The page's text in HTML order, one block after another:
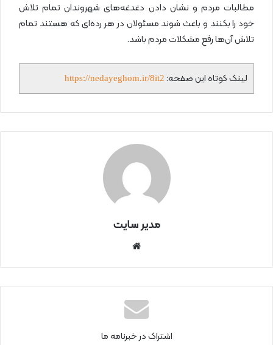
مطالبات مردم و نشان دادن دغدغه‌های شهروندان تمام تلاش
خود را بکنند و باعث شوند مسئولان در هر رده‌ای که هستند تمام
تلاش آن‌ها رفع مشکلات مردم باشد.
لینک کوتاه این صفحه: https://nedayeghom.ir/8it2
مدیر سایت
نتی
اشتراک در خبرنامه ما